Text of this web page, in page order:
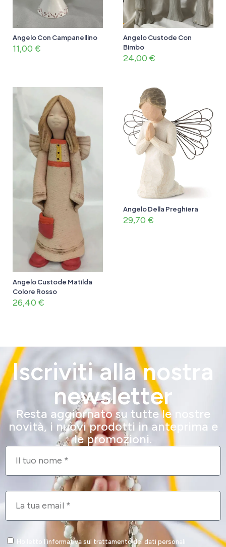
Angelo Con Campanellino
11,00 €
Angelo Custode Con
Bimbo
24,00 €
Angelo Custode Matilda
Colore Rosso
26,40 €
Angelo Della Preghiera
29,70 €
Iscriviti alla nostra
newsletter
Resta aggiornato su tutte le nostre
novità, i nuovi prodotti in anteprima e
le promozioni.
Ho letto l'informativa sul trattamento dei dati personali